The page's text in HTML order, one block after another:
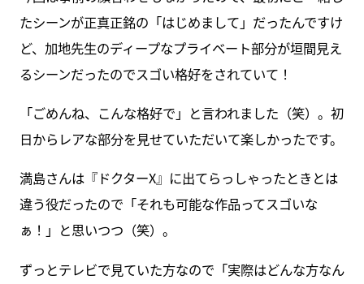
たシーンが正真正銘の「はじめまして」だったんですけ
ど、加地先生のディープなプライベート部分が垣間見え
るシーンだったのでスゴい格好をされていて！
「ごめんね、こんな格好で」と言われました（笑）。初
日からレアな部分を見せていただいて楽しかったです。
満島さんは『ドクターX』に出てらっしゃったときとは
違う役だったので「それも可能な作品ってスゴいな
ぁ！」と思いつつ（笑）。
ずっとテレビで見ていた方なので「実際はどんな方なん